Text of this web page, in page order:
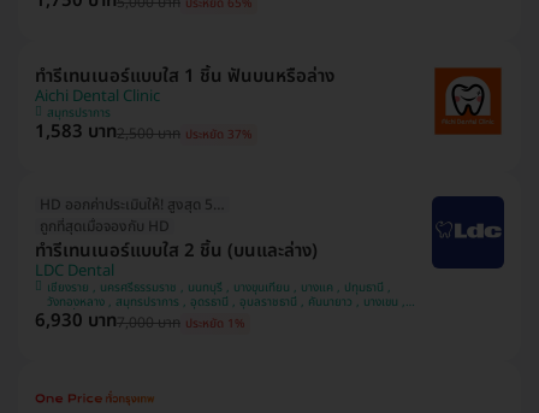
ทำรีเทนเนอร์แบบใส 1 ชิ้น ฟันบนหรือล่าง
Aichi Dental Clinic
สมุทรปราการ
1,583 บาท2,500 บาท ประหยัด 37%
HD ออกค่าประเมินให้! สูงสุด 500 บ.
ถูกที่สุดเมื่อจองกับ HD
ทำรีเทนเนอร์แบบใส 2 ชิ้น (บนและล่าง)
LDC Dental
เชียงราย , นครศรีธรรมราช , นนทบุรี , บางขุนเทียน , บางแค , ปทุมธานี ,
วังทองหลาง , สมุทรปราการ , อุดรธานี , อุบลราชธานี , คันนายาว , บางเขน ,
หลักสี่ , สวนหลวง , มีนบุรี , นครพนม , ทวีวัฒนา
6,930 บาท7,000 บาท ประหยัด 1%